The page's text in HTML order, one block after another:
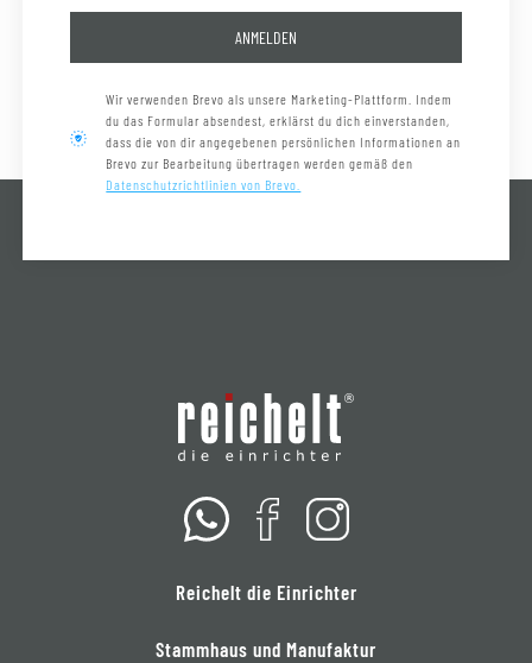
ANMELDEN
Wir verwenden Brevo als unsere Marketing-Plattform. Indem
du das Formular absendest, erklärst du dich einverstanden,
dass die von dir angegebenen persönlichen Informationen an
Brevo zur Bearbeitung übertragen werden gemäß den
Datenschutzrichtlinien von Brevo.
Reichelt die Einrichter
Stammhaus und Manufaktur